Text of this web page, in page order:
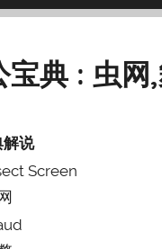
典 : 虫网
解说
Screen